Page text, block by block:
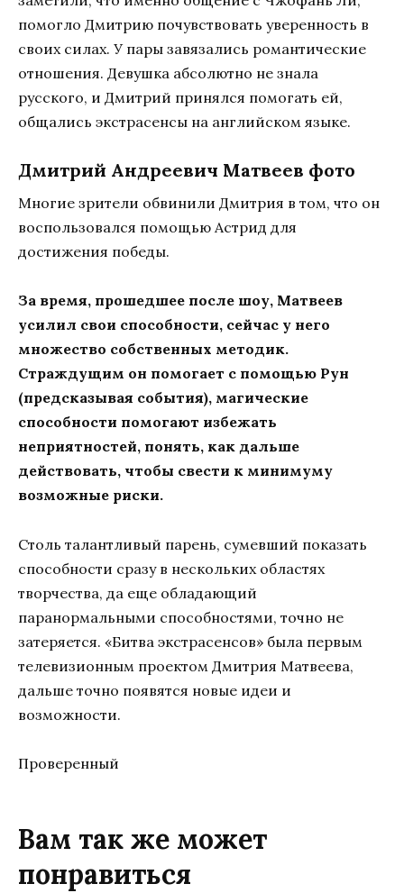
помогло Дмитрию почувствовать уверенность в
своих силах. У пары завязались романтические
отношения. Девушка абсолютно не знала
русского, и Дмитрий принялся помогать ей,
общались экстрасенсы на английском языке.
Дмитрий Андреевич Матвеев фото
Многие зрители обвинили Дмитрия в том, что он
воспользовался помощью Астрид для
достижения победы.
За время, прошедшее после шоу, Матвеев
усилил свои способности, сейчас у него
множество собственных методик.
Страждущим он помогает с помощью Рун
(предсказывая события), магические
способности помогают избежать
неприятностей, понять, как дальше
действовать, чтобы свести к минимуму
возможные риски.
Столь талантливый парень, сумевший показать
способности сразу в нескольких областях
творчества, да еще обладающий
паранормальными способностями, точно не
затеряется. «Битва экстрасенсов» была первым
телевизионным проектом Дмитрия Матвеева,
дальше точно появятся новые идеи и
возможности.
Проверенный
Вам так же может
понравиться